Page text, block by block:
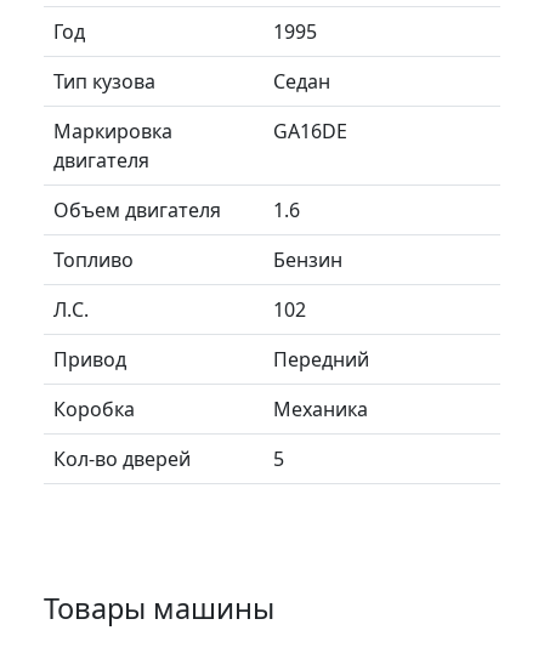
Год
1995
Тип кузова
Седан
Маркировка
двигателя
GA16DE
Объем двигателя
1.6
Топливо
Бензин
Л.C.
102
Привод
Передний
Коробка
Механика
Кол-во дверей
5
Товары машины